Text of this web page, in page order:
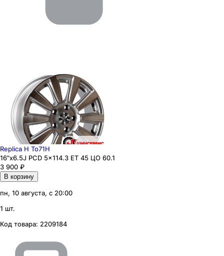
Replica H To71H
16"x6.5J PCD 5x114.3 ЕТ 45 ЦО 60.1
3 900 ₽
В корзину
пн, 10 августа, с 20:00
1 шт.
Код товара: 2209184